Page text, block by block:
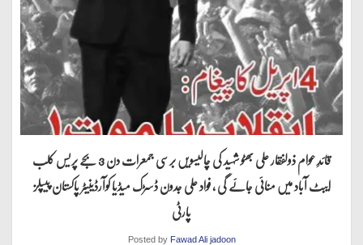
قائدِ عوام ذولفقار علی بھٹو شہید کی چالیسویں برسی جمعرات دن 3 بجے پریس کلب
ایبٹ آباد میں منائی جائے گی ، فواد علی جدون ڈسڑک میڈیا کوآرڈینیٹر پاکستان پیپلز
پارٹی
Posted by Fawad Ali jadoon